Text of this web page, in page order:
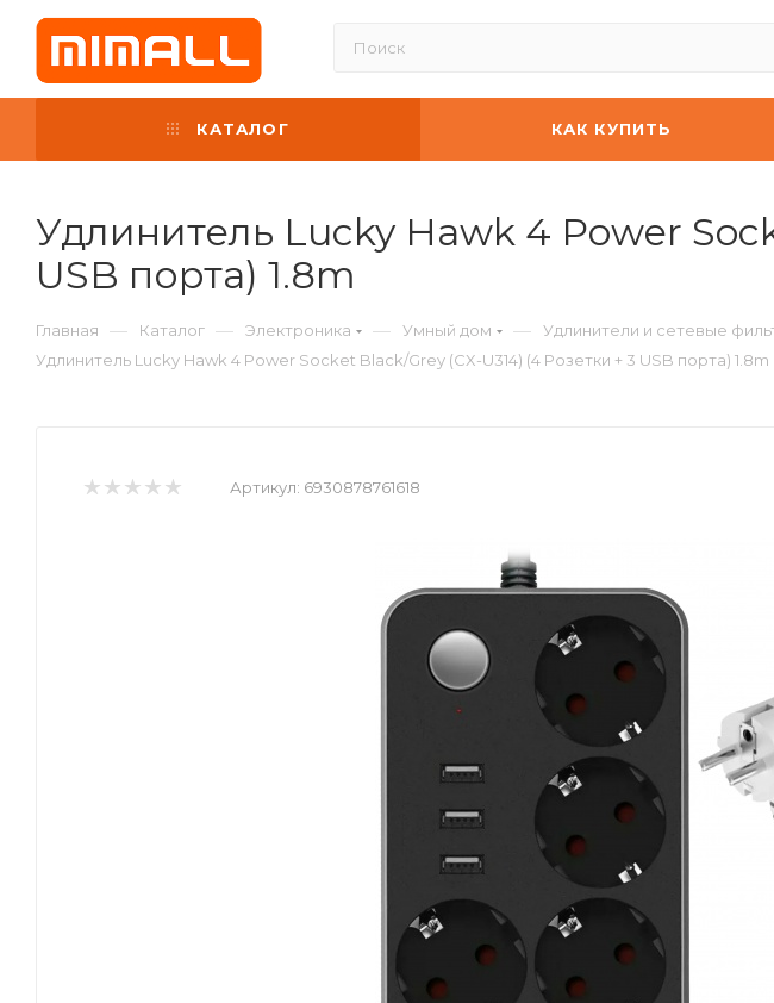
КАТАЛОГ КАК КУПИТЬ
Удлинитель Lucky Hawk 4 Power
USB порта) 1.8m
Главная — Каталог — Электроника — Умный дом — Удлинители и сетевые
Удлинитель Lucky Hawk 4 Power Socket Black/Grey (CX-U314) (4 Розетки + 3 USB порта) 1.8m
Артикул: 6930878761618